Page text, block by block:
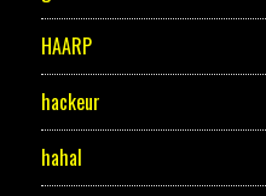
HAARP
hackeur
hahal